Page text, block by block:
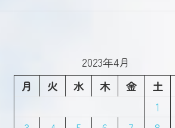
2023年4月
月
火 水 木 金 土
1